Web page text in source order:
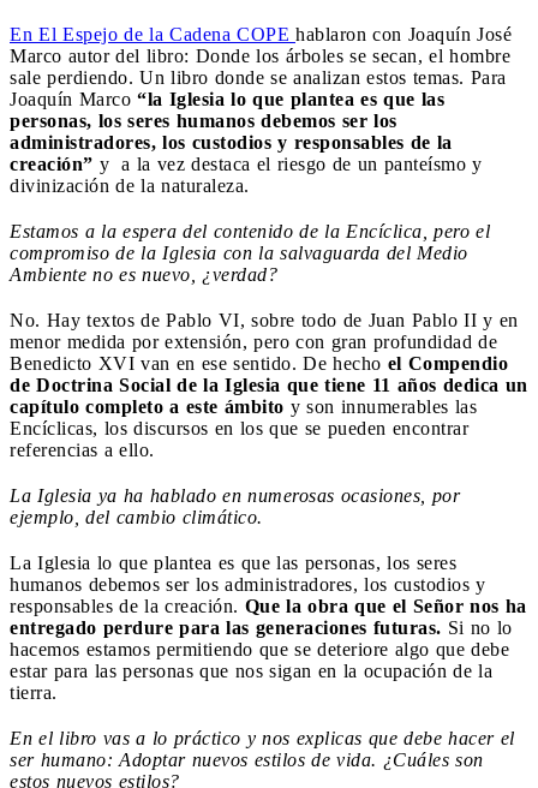
En El Espejo de la Cadena COPE hablaron con Joaquín José
Marco autor del libro: Donde los árboles se secan, el hombre
sale perdiendo. Un libro donde se analizan estos temas. Para
Joaquín Marco “la Iglesia lo que plantea es que las
personas, los seres humanos debemos ser los
administradores, los custodios y responsables de la
creación” y a la vez destaca el riesgo de un panteísmo y
divinización de la naturaleza.
Estamos a la espera del contenido de la Encíclica, pero el
compromiso de la Iglesia con la salvaguarda del Medio
Ambiente no es nuevo, ¿verdad?
No. Hay textos de Pablo VI, sobre todo de Juan Pablo II y en
menor medida por extensión, pero con gran profundidad de
Benedicto XVI van en ese sentido. De hecho el Compendio
de Doctrina Social de la Iglesia que tiene 11 años dedica un
capítulo completo a este ámbito y son innumerables las
Encíclicas, los discursos en los que se pueden encontrar
referencias a ello.
La Iglesia ya ha hablado en numerosas ocasiones, por
ejemplo, del cambio climático.
La Iglesia lo que plantea es que las personas, los seres
humanos debemos ser los administradores, los custodios y
responsables de la creación. Que la obra que el Señor nos ha
entregado perdure para las generaciones futuras. Si no lo
hacemos estamos permitiendo que se deteriore algo que debe
estar para las personas que nos sigan en la ocupación de la
tierra.
En el libro vas a lo práctico y nos explicas que debe hacer el
ser humano: Adoptar nuevos estilos de vida. ¿Cuáles son
estos nuevos estilos?